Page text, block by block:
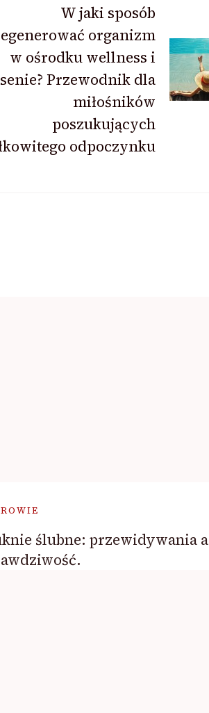
W jaki sposób
organizm
w ośrodku wellness i
Przewodnik dla
miłośników
poszukujących
odpoczynku
ślubne: przewidywania a